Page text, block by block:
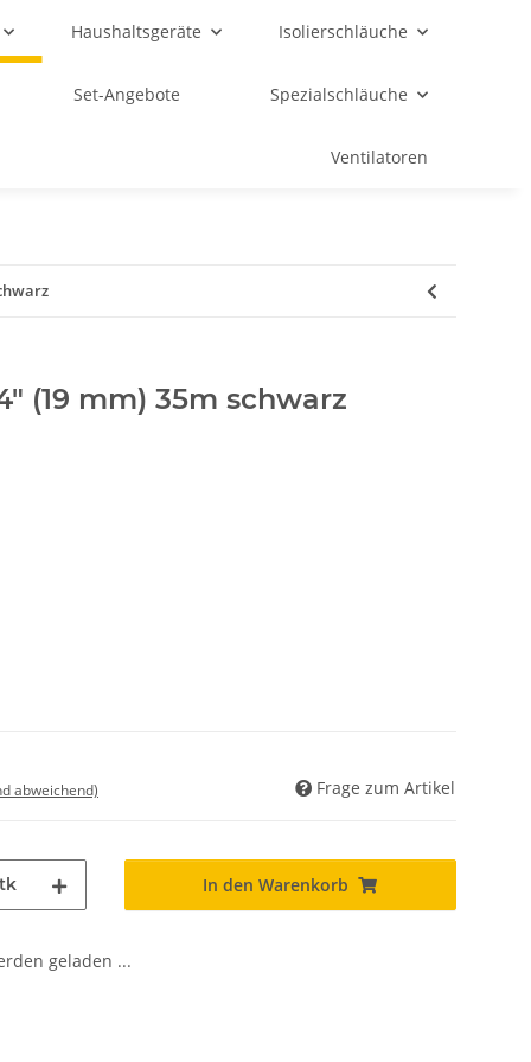
Haushaltsgeräte Isolierschläuche
Set-Angebote Spezialschläuche
Ventilatoren
(19 mm) 35m schwarz
abweichend) Frage zum Artikel
In den Warenkorb
geladen ...